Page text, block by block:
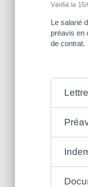
Vérifié le
Le salarié
préavis en
de contrat.